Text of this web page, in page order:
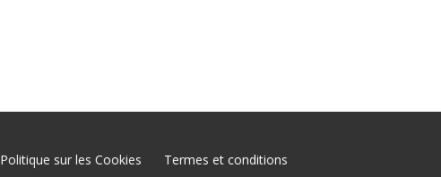
Politique sur les Cookies Termes et conditions